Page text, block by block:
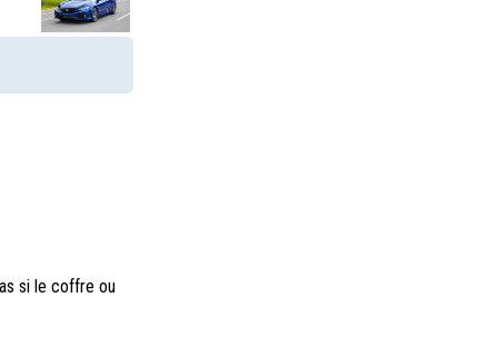
si le coffre ou